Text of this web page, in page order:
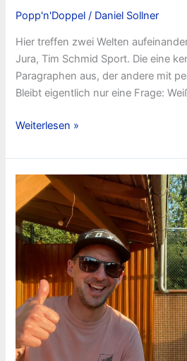
Popp'n'Doppel / Daniel Sollner
Hier treffen zwei Welten
Jura, Tim Schmid Sport. Die eine
Paragraphen aus, der andere mit
Bleibt eigentlich nur eine Frage:
Klara
/
Tim
Schmid
Weiterlesen »